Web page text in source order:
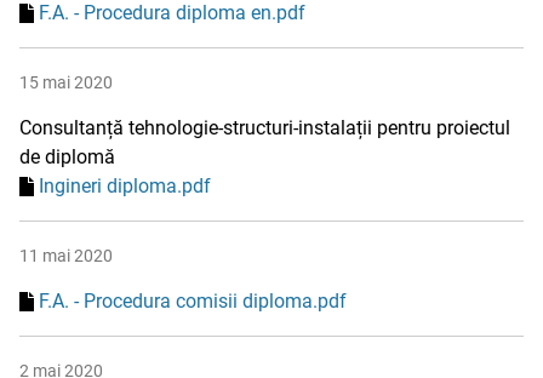
F.A. - Procedura diploma en.pdf
15 mai 2020
Consultanță tehnologie-structuri-instalații pentru proiectul
de diplomă
Ingineri diploma.pdf
11 mai 2020
F.A. - Procedura comisii diploma.pdf
2 mai 2020